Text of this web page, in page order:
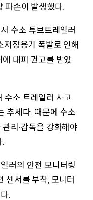
파손이 발생했다.
수소 튜브트레일러
저장용기 폭발로 인해
대피 권고를 받았
수소 트레일러 사고
추세다. 때문에 수소
리·감독을 강화해야
.
러의 안전 모니터링
센서를 부착, 모니터
.